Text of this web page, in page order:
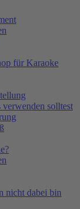
für Karaoke
solltest
nicht dabei bin